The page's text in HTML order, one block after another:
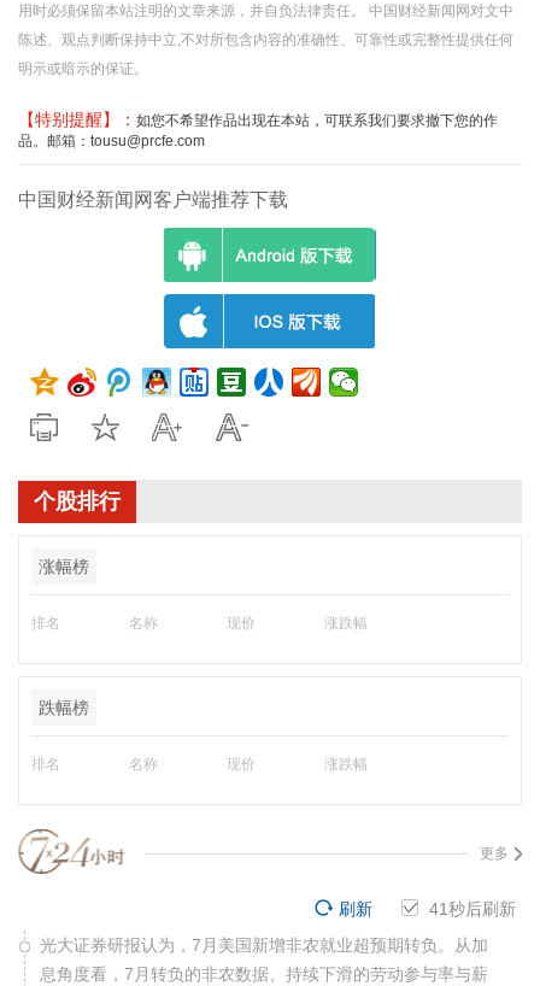
用时必须保留本站注明的文章来源，并自负法律责任。 中国财经新闻网对文中
陈述、观点判断保持中立,不对所包含内容的准确性、可靠性或完整性提供任何
明示或暗示的保证。
【特别提醒】： 如您不希望作品出现在本站，可联系我们要求撤下您的作
品。邮箱：tousu@prcfe.com
中国财经新闻网客户端推荐下载
个股排行
涨幅榜
排名 名称 现价 涨跌幅
跌幅榜
排名 名称 现价 涨跌幅
更多
41秒后刷新
刷新
光大证券研报认为，7月美国新增非农就业超预期转负。从加
息角度看，7月转负的非农数据、持续下滑的劳动参与率与薪